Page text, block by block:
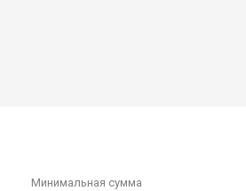
Минимальная сумма